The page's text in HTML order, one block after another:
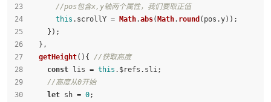
//pos包含x,y轴两个属性，我们要取正值
this . scrollY = Math.abs(Math. round (pos.y));
    });
  },
getHeight( ){ //获取高度
const lis = this . $refs . sli;
//高度从0开始
let sh = 0;